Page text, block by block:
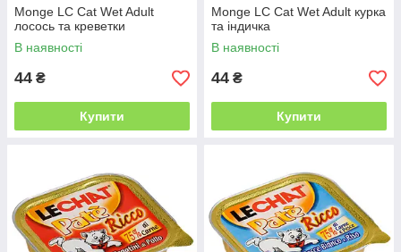
Monge LC Cat Wet Adult
лосось та креветки
В наявності
44 ₴
Купити
Monge LC Cat Wet Adult курка
та індичка
В наявності
44 ₴
Купити